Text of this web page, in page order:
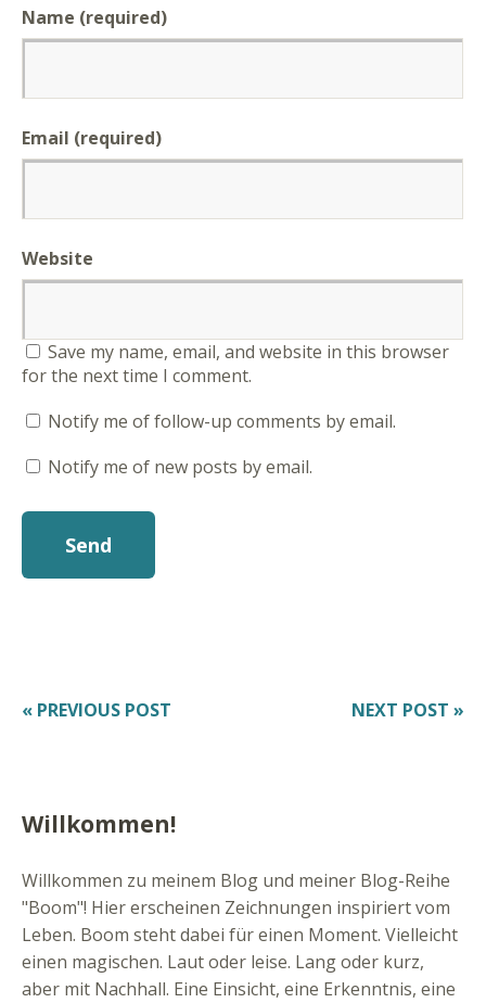
Name (required)
Email (required)
Website
Save my name, email, and website in this browser
for the next time I comment.
Notify me of follow-up comments by email.
Notify me of new posts by email.
NEXT POST »
« PREVIOUS POST
Willkommen!
Willkommen zu meinem Blog und meiner Blog-Reihe
"Boom"! Hier erscheinen Zeichnungen inspiriert vom
Leben. Boom steht dabei für einen Moment. Vielleicht
einen magischen. Laut oder leise. Lang oder kurz,
aber mit Nachhall. Eine Einsicht, eine Erkenntnis, eine